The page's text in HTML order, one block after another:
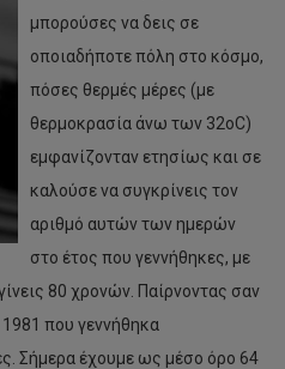
μπορούσες να δεις σε
οποιαδήποτε πόλη στο κόσμο,
πόσες θερμές μέρες (με
θερμοκρασία άνω των 32οC)
εμφανίζονταν ετησίως και σε
καλούσε να συγκρίνεις τον
αριθμό αυτών των ημερών
στο έτος που γεννήθηκες, με
80 χρονών. Παίρνοντας σαν
που γεννήθηκα
Σήμερα έχουμε ως μέσο όρο 64